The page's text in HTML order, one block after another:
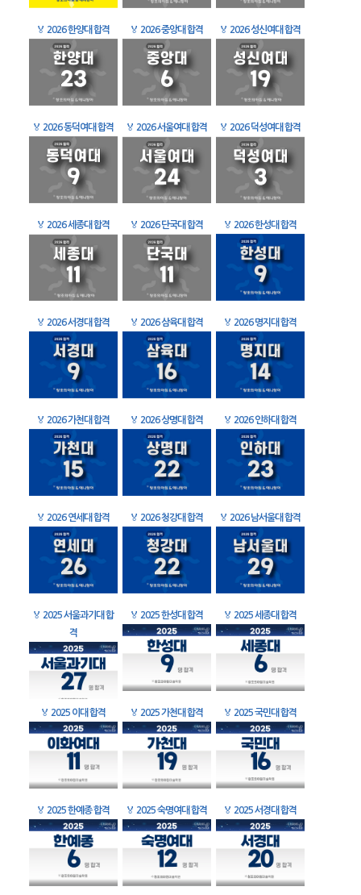
🏅 2026 한양대 합격 🏅 2026 중앙대 합격 🏅 2026 성신여대 합격
🏅 2026 동덕여대 합격 🏅 2026 서울여대 합격 🏅 2026 덕성여대 합격
🏅 2026 세종대 합격 🏅 2026 단국대 합격 🏅 2026 한성대 합격
🏅 2026 서경대 합격 🏅 2026 삼육대 합격 🏅 2026 명지대 합격
🏅 2026 가천대 합격 🏅 2026 상명대 합격 🏅 2026 인하대 합격
🏅 2026 연세대 합격 🏅 2026 청강대 합격 🏅 2026 남서울대 합격
🏅 2025 서울과기대 합
격
🏅 2025 한성대 합격 🏅 2025 세종대 합격
🏅 2025 이대 합격 🏅 2025 가천대 합격 🏅 2025 국민대 합격
🏅 2025 한예종 합격 🏅 2025 숙명여대 합격 🏅 2025 서경대 합격